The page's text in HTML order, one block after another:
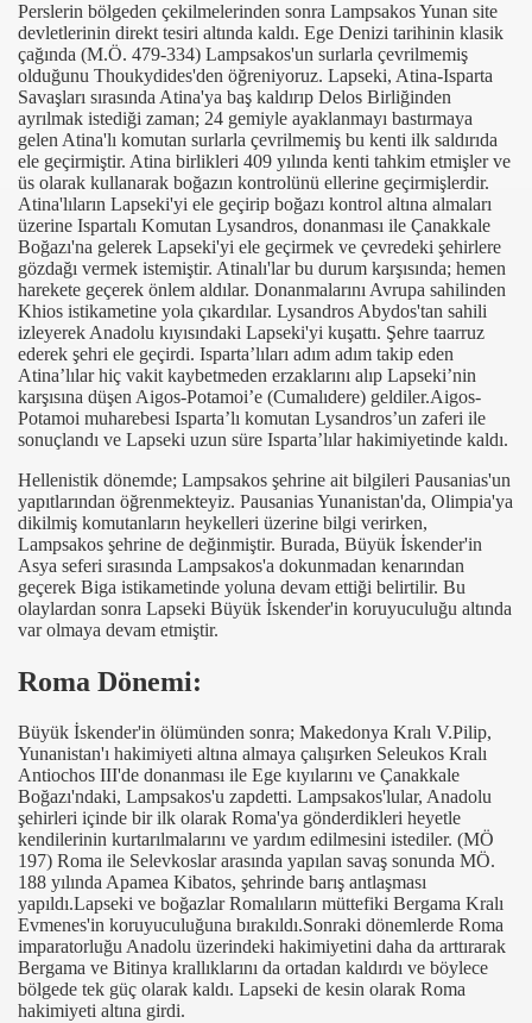
Perslerin bölgeden çekilmelerinden sonra Lampsakos Yunan site
devletlerinin direkt tesiri altında kaldı. Ege Denizi tarihinin klasik
çağında (M.Ö. 479-334) Lampsakos'un surlarla çevrilmemiş
olduğunu Thoukydides'den öğreniyoruz. Lapseki, Atina-Isparta
Savaşları sırasında Atina'ya baş kaldırıp Delos Birliğinden
ayrılmak istediği zaman; 24 gemiyle ayaklanmayı bastırmaya
gelen Atina'lı komutan surlarla çevrilmemiş bu kenti ilk saldırıda
ele geçirmiştir. Atina birlikleri 409 yılında kenti tahkim etmişler ve
üs olarak kullanarak boğazın kontrolünü ellerine geçirmişlerdir.
Atina'lıların Lapseki'yi ele geçirip boğazı kontrol altına almaları
üzerine Ispartalı Komutan Lysandros, donanması ile Çanakkale
Boğazı'na gelerek Lapseki'yi ele geçirmek ve çevredeki şehirlere
gözdağı vermek istemiştir. Atinalı'lar bu durum karşısında; hemen
harekete geçerek önlem aldılar. Donanmalarını Avrupa sahilinden
Khios istikametine yola çıkardılar. Lysandros Abydos'tan sahili
izleyerek Anadolu kıyısındaki Lapseki'yi kuşattı. Şehre taarruz
ederek şehri ele geçirdi. Isparta’lıları adım adım takip eden
Atina’lılar hiç vakit kaybetmeden erzaklarını alıp Lapseki’nin
karşısına düşen Aigos-Potamoi’e (Cumalıdere) geldiler.Aigos-
Potamoi muharebesi Isparta’lı komutan Lysandros’un zaferi ile
sonuçlandı ve Lapseki uzun süre Isparta’lılar hakimiyetinde kaldı.
Hellenistik dönemde; Lampsakos şehrine ait bilgileri Pausanias'un
yapıtlarından öğrenmekteyiz. Pausanias Yunanistan'da, Olimpia'ya
dikilmiş komutanların heykelleri üzerine bilgi verirken,
Lampsakos şehrine de değinmiştir. Burada, Büyük İskender'in
Asya seferi sırasında Lampsakos'a dokunmadan kenarından
geçerek Biga istikametinde yoluna devam ettiği belirtilir. Bu
olaylardan sonra Lapseki Büyük İskender'in koruyuculuğu altında
var olmaya devam etmiştir.
Roma Dönemi:
Büyük İskender'in ölümünden sonra; Makedonya Kralı V.Pilip,
Yunanistan'ı hakimiyeti altına almaya çalışırken Seleukos Kralı
Antiochos III'de donanması ile Ege kıyılarını ve Çanakkale
Boğazı'ndaki, Lampsakos'u zapdetti. Lampsakos'lular, Anadolu
şehirleri içinde bir ilk olarak Roma'ya gönderdikleri heyetle
kendilerinin kurtarılmalarını ve yardım edilmesini istediler. (MÖ
197) Roma ile Selevkoslar arasında yapılan savaş sonunda MÖ.
188 yılında Apamea Kibatos, şehrinde barış antlaşması
yapıldı.Lapseki ve boğazlar Romalıların müttefiki Bergama Kralı
Evmenes'in koruyuculuğuna bırakıldı.Sonraki dönemlerde Roma
imparatorluğu Anadolu üzerindeki hakimiyetini daha da arttırarak
Bergama ve Bitinya krallıklarını da ortadan kaldırdı ve böylece
bölgede tek güç olarak kaldı. Lapseki de kesin olarak Roma
hakimiyeti altına girdi.
(20-02-2011)